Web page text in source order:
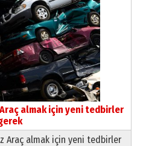
Araç almak için yeni tedbirler
Araç almak için yeni tedbirler